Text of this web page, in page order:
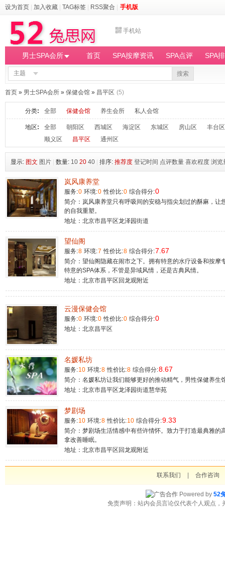
设为首页 加入收藏 TAG标签 RSS聚合 手机版
手机站
男士SPA会所 首页 SPA按摩资讯 SPA点评 SPA
主题 搜索
首页 » 男士SPA会所 » 保健会馆 » 昌平区 (5)
分类: 全部 保健会馆 养生会所 私人会馆
地区: 全部 朝阳区 西城区 海淀区 东城区 房山区
丰台区
顺义区
昌平区 通州区
显示: 图文 图片 数量: 10 20 40 排序: 推荐度 登记时间 点评数量 喜欢程度 浏览
岚风康养堂
服务:0 环境:0 性价比:0 综合得分:0
简介：岚风康养堂只有呼吸间的安稳与指尖划过的酥麻，让
的自我重塑。
地址：北京市昌平区龙泽园街道
望仙阁
服务:8 环境:7 性价比:8 综合得分:7.67
简介：望仙阁隐藏在闹市之下。拥有特意的水疗设备和按摩
特意的SPA体系，不管是异域风情，还是古典风情。
地址：北京市昌平区回龙观附近
云漫保健会馆
服务:0 环境:0 性价比:0 综合得分:0
地址：北京昌平区
名媛私坊
服务:10 环境:8 性价比:8 综合得分:8.67
简介：名媛私坊让我们能够更好的推动精气，男性保健养生
地址：北京市昌平区龙泽园街道慧华苑
梦剧场
服务:10 环境:8 性价比:10 综合得分:9.33
简介：梦剧场生活情感中有些许情怀。致力于打造最典雅的
拿改善睡眠。
地址：北京市昌平区回龙观附近
联系我们 合作咨询
Powered by 52
免责声明：站内会员言论仅代表个人观点